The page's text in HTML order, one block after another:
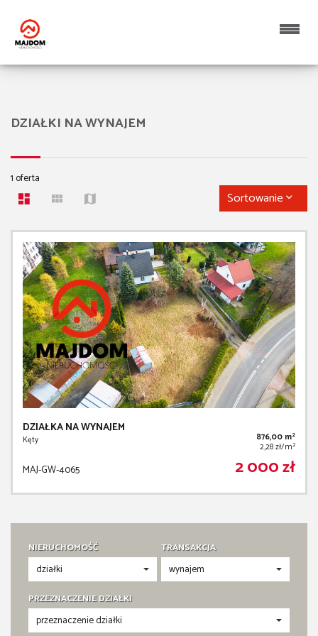
DZIAŁKI NA WYNAJEM
1 oferta
Sortowanie
DZIAŁKA NA WYNAJEM
Kęty 876,00 m2
2,28 zł/m2
MAJ-GW-4065 2 000 zł
NIERUCHOMOŚĆ TRANSAKCJA
PRZEZNACZENIE DZIAŁKI